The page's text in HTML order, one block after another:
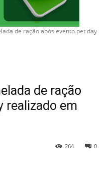
de ração após evento pet day
de ração
realizado em
0
264